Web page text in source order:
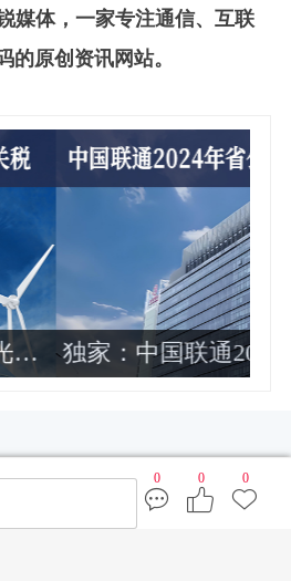
体，一家专注通信、互联
的原创资讯网站。
信财务部总经理周响华
0 0 0